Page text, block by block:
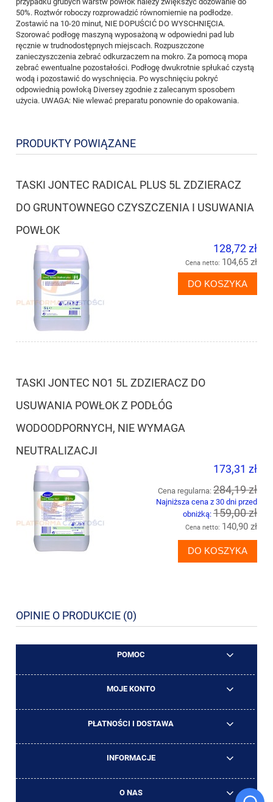
50%. Roztwór roboczy rozprowadzić równomiernie na podłodze.
Zostawić na 10-20 minut, NIE DOPUŚCIĆ DO WYSCHNIĘCIA.
Szorować podłogę maszyną wyposażoną w odpowiedni pad lub
ręcznie w trudnodostępnych miejscach. Rozpuszczone
zanieczyszczenia zebrać odkurzaczem na mokro. Za pomocą mopa
zebrać ewentualne pozostałości. Podłogę dwukrotnie spłukać czystą
wodą i pozostawić do wyschnięcia. Po wyschnięciu pokryć
odpowiednią powłoką Diversey zgodnie z zalecanym sposobem
użycia. UWAGA: Nie wlewać preparatu ponownie do opakowania.
PRODUKTY POWIĄZANE
TASKI JONTEC RADICAL PLUS 5L ZDZIERACZ
DO GRUNTOWNEGO CZYSZCZENIA I USUWANIA
POWŁOK
128,72 zł
Cena netto: 104,65 zł
DO KOSZYKA
TASKI JONTEC NO1 5L ZDZIERACZ DO
USUWANIA POWŁOK Z PODŁÓG
WODOODPORNYCH, NIE WYMAGA
NEUTRALIZACJI
173,31 zł
Cena regularna: 284,19 zł
Najniższa cena z 30 dni przed
obniżką: 159,00 zł
Cena netto: 140,90 zł
DO KOSZYKA
OPINIE O PRODUKCIE (0)
POMOC
MOJE KONTO
PŁATNOŚCI I DOSTAWA
INFORMACJE
O NAS